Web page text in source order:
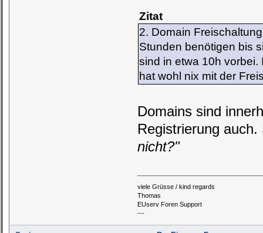
Zitat
2. Domain
Stunden benötigen bis
sind in etwa 10h
hat wohl nix mit der
Domains sind
Registrierung
nicht?"
viele Grüsse / kind regards
Thomas
EUserv Foren Support
---